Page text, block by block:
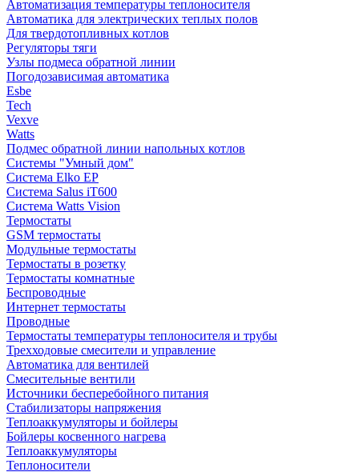
Автоматизация температуры теплоносителя
Автоматика для электрических теплых полов
Для твердотопливных котлов
Регуляторы тяги
Узлы подмеса обратной линии
Погодозависимая автоматика
Esbe
Tech
Vexve
Watts
Подмес обратной линии напольных котлов
Системы "Умный дом"
Система Elko EP
Система Salus iT600
Система Watts Vision
Термостаты
GSM термостаты
Модульные термостаты
Термостаты в розетку
Термостаты комнатные
Беспроводные
Интернет термостаты
Проводные
Термостаты температуры теплоносителя и трубы
Трехходовые смесители и управление
Автоматика для вентилей
Смесительные вентили
Источники бесперебойного питания
Стабилизаторы напряжения
Теплоаккумуляторы и бойлеры
Бойлеры косвенного нагрева
Теплоаккумуляторы
Теплоносители